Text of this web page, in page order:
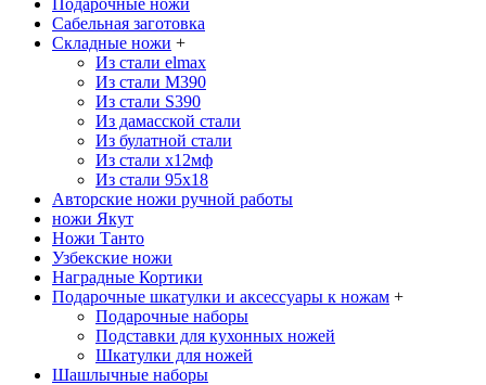
Сабельная заготовка
Складные ножи +
Из стали elmax
Из стали М390
Из стали S390
Из дамасской стали
Из булатной стали
Из стали х12мф
Из стали 95х18
Авторские ножи ручной работы
ножи Якут
Ножи Танто
Узбекские ножи
Наградные Кортики
Подарочные шкатулки и аксессуары к ножам +
Подарочные наборы
Подставки для кухонных ножей
Шкатулки для ножей
Шашлычные наборы